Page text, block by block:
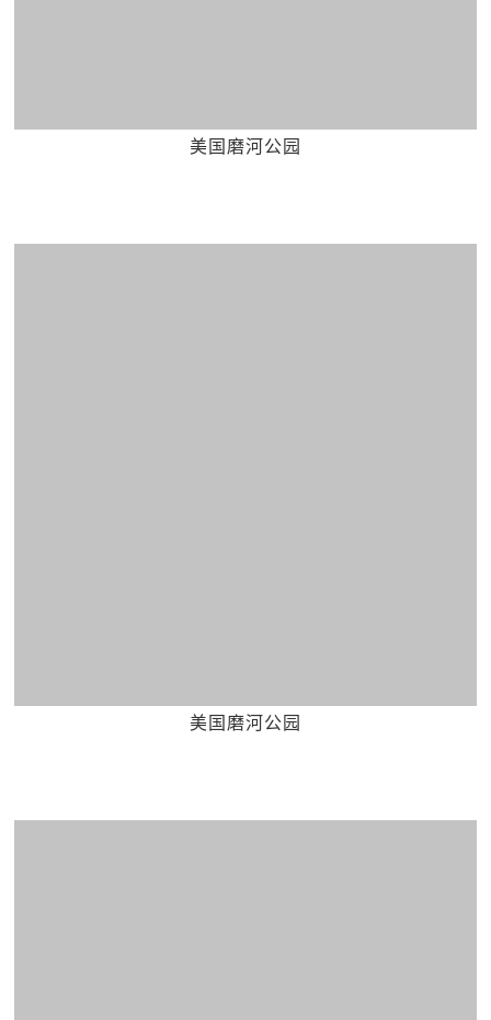
美国磨河公园
美国磨河公园